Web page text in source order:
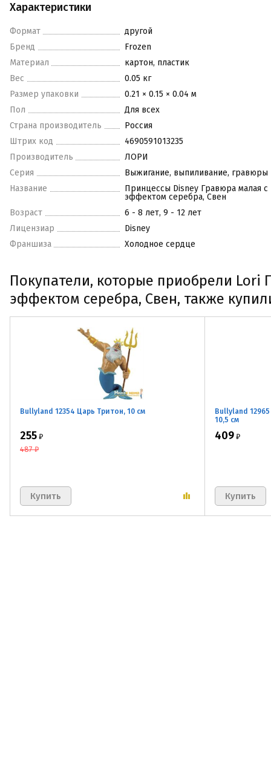
Характеристики
Формат
другой
Бренд
Frozen
Материал
картон, пластик
Вес
0.05 кг
Размер упаковки
0.21 × 0.15 × 0.04 м
Пол
Для всех
Страна производитель
Россия
Штрих код
4690591013235
Производитель
ЛОРИ
Серия
Выжигание, выпиливание, гравюры
Название
Принцессы Disney Гравюра малая с
эффектом серебра, Свен
Возраст
6 - 8 лет, 9 - 12 лет
Лицензиар
Disney
Франшиза
Холодное сердце
Покупатели, которые приобрели Lori
эффектом серебра, Свен, также
Bullyland 12354 Царь Тритон, 10 см
255 ₽
487 ₽
Bullyland
10,5 см
409 ₽